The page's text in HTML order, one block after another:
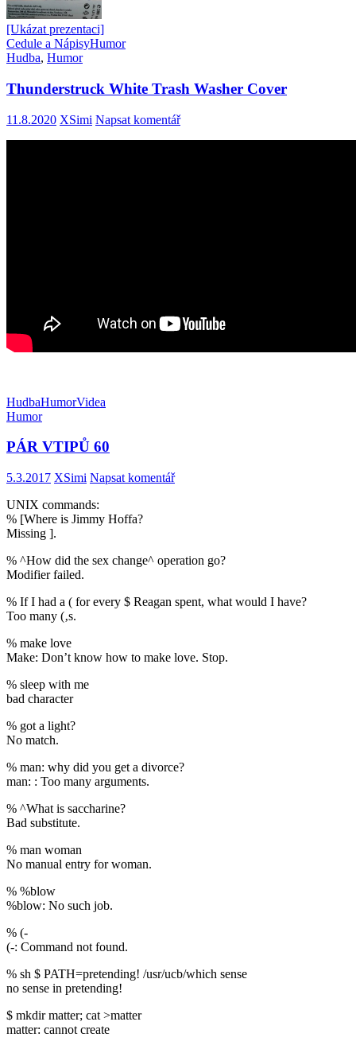
[Ukázat prezentaci]
Cedule a NápisyHumor
Hudba, Humor
Thunderstruck White Trash Washer Cover
11.8.2020 XSimi Napsat komentář
HudbaHumorVidea
Humor
PÁR VTIPŮ 60
5.3.2017 XSimi Napsat komentář
UNIX commands:
% [Where is Jimmy Hoffa?
Missing ].
% ^How did the sex change^ operation go?
Modifier failed.
% If I had a ( for every $ Reagan spent, what would I have?
Too many (‚s.
% make love
Make: Don’t know how to make love. Stop.
% sleep with me
bad character
% got a light?
No match.
% man: why did you get a divorce?
man: : Too many arguments.
% ^What is saccharine?
Bad substitute.
% man woman
No manual entry for woman.
% %blow
%blow: No such job.
% (-
(-: Command not found.
% sh $ PATH=pretending! /usr/ucb/which sense
no sense in pretending!
$ mkdir matter; cat >matter
matter: cannot create